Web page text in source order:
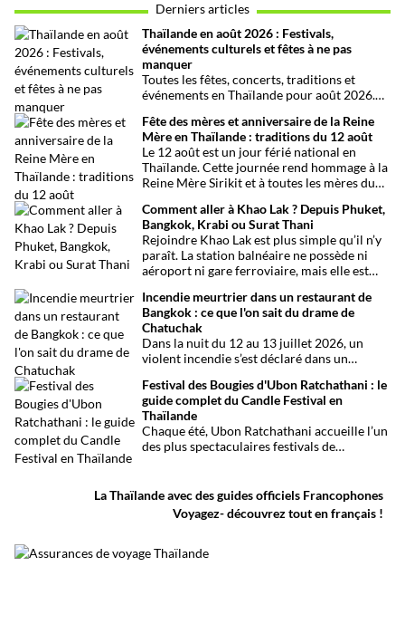
Derniers articles
Thaïlande en août 2026 : Festivals,
événements culturels et fêtes à ne pas
manquer
Toutes les fêtes, concerts, traditions et
événements en Thaïlande pour août 2026.
organiser son voyage.
Fête des mères et anniversaire de la Reine
Mère en Thaïlande : traditions du 12 août
Le 12 août est un jour férié national en
Thaïlande. Cette journée rend hommage à la
Reine Mère Sirikit et à toutes les mères du
traditions bouddhistes et festivités
populaires dans tout le royaume.
Comment aller à Khao Lak ? Depuis Phuket,
Bangkok, Krabi ou Surat Thani
Rejoindre Khao Lak est plus simple qu’il n’y
paraît. La station balnéaire ne possède ni
aéroport ni gare ferroviaire, mais elle est
international de Phuket, situé à un peu plus
d’une heure de route. Que vous arriviez de
Bangkok, Phuket, Krabi, Surat Thani ou de
Khao Sok, voici toutes les solutions pour
organiser votre trajet dans les meilleures
conditions.
Incendie meurtrier dans un restaurant de
Bangkok : ce que l'on sait du drame de
Chatuchak
Dans la nuit du 12 au 13 juillet 2026, un
violent incendie s’est déclaré dans un
de Chatuchak, à Bangkok. Le bilan
provisoire est particulièrement lourd avec
au moins 27 morts et plusieurs dizaines de
blessés.
Festival des Bougies d'Ubon Ratchathani : le
guide complet du Candle Festival en
Thaïlande
Chaque été, Ubon Ratchathani accueille l’un
des plus spectaculaires festivals de
traditionnelles et des musiques de l’Isan,
célébrant le début du carême bouddhique
dans une atmosphère aussi spirituelle que
La Thaïlande avec des guides officiels Francophones
Voyagez- découvrez tout en français !